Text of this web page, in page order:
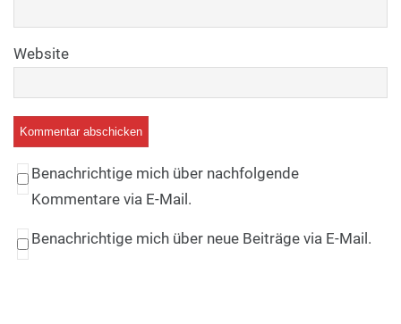
Website
Benachrichtige mich über nachfolgende
Kommentare via E-Mail.
Benachrichtige mich über neue Beiträge via E-Mail.